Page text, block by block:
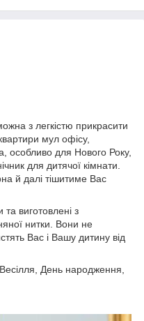
з легкістю прикрасити
мул офісу,
особливо для Нового Року,
для дитячої кімнати.
й далі тішитиме Вас
та виготовлені з
нитки. Вони не
Вас і Вашу дитину від
День народження,